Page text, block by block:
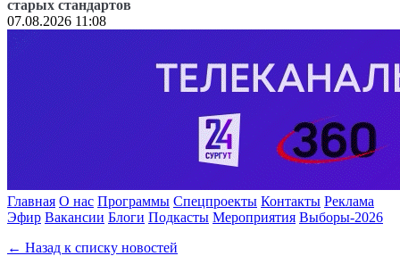
старых стандартов
07.08.2026 11:08
Главная О нас Программы Спецпроекты Контакты Реклама
Эфир Вакансии Блоги Подкасты Мероприятия Выборы-2026
← Назад к списку новостей